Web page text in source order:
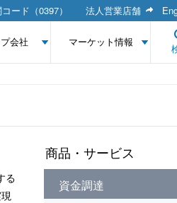
ード（0397） 法人営業店舗
会社 マーケット情報
る
商品・サービス
資金調達